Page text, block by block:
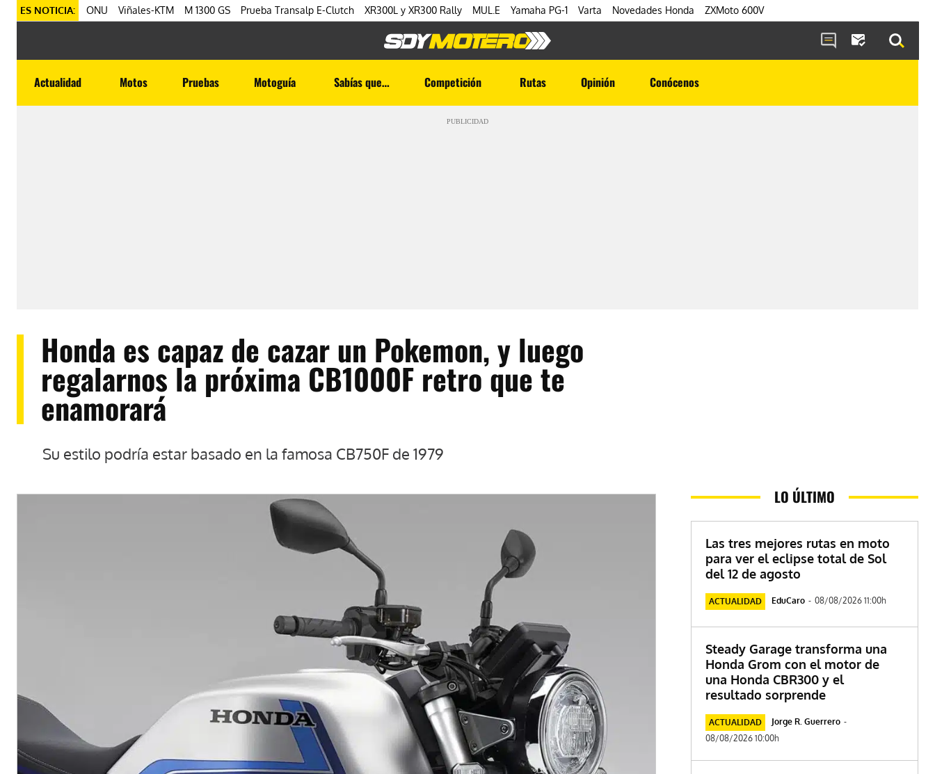
ES NOTICIA: ONU Viñales-KTM M 1300 GS Prueba Transalp E-Clutch XR300L y XR300 Rally MUL.E Yamaha PG-1 Varta Novedades Honda ZXMoto 600V
Actualidad Motos Pruebas Motoguía Sabías que… Competición Rutas Opinión Conócenos
PUBLICIDAD
Honda es capaz de cazar un Pokemon, y luego
regalarnos la próxima CB1000F retro que te
enamorará
Su estilo podría estar basado en la famosa CB750F de 1979
LO ÚLTIMO
Las tres mejores rutas en moto
para ver el eclipse total de Sol
del 12 de agosto
ACTUALIDAD EduCaro - 08/08/2026 11:00h
Steady Garage transforma una
Honda Grom con el motor de
una Honda CBR300 y el
resultado sorprende
ACTUALIDAD Jorge R. Guerrero -
08/08/2026 10:00h